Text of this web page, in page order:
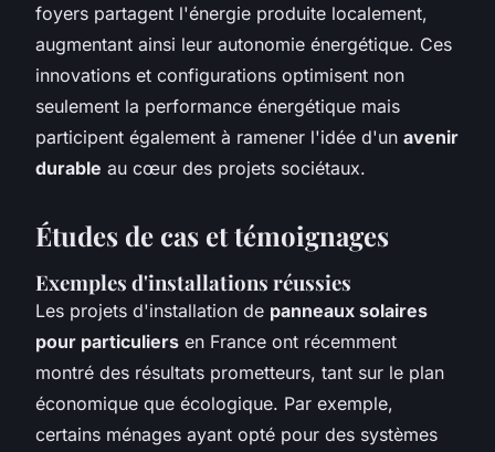
foyers partagent l'énergie produite localement,
augmentant ainsi leur autonomie énergétique. Ces
innovations et configurations optimisent non
seulement la performance énergétique mais
participent également à ramener l'idée d'un avenir
durable au cœur des projets sociétaux.
Études de cas et témoignages
Exemples d'installations réussies
Les projets d'installation de panneaux solaires
pour particuliers en France ont récemment
montré des résultats prometteurs, tant sur le plan
économique que écologique. Par exemple,
certains ménages ayant opté pour des systèmes